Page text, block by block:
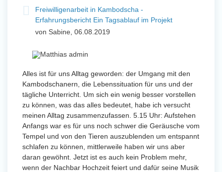
Freiwilligenarbeit in Kambodscha -
Erfahrungsbericht Ein Tagsablauf im Projekt
von Sabine, 06.08.2019
Alles ist für uns Alltag geworden: der Umgang mit den
Kambodschanern, die Lebenssituation für uns und der
tägliche Unterricht. Um sich ein wenig besser vorstellen
zu können, was das alles bedeutet, habe ich versucht
meinen Alltag zusammenzufassen. 5.15 Uhr: Aufstehen
Anfangs war es für uns noch schwer die Geräusche vom
Tempel und von den Tieren auszublenden um entspannt
schlafen zu können, mittlerweile haben wir uns aber
daran gewöhnt. Jetzt ist es auch kein Problem mehr,
wenn der Nachbar Hochzeit feiert und dafür seine Musik